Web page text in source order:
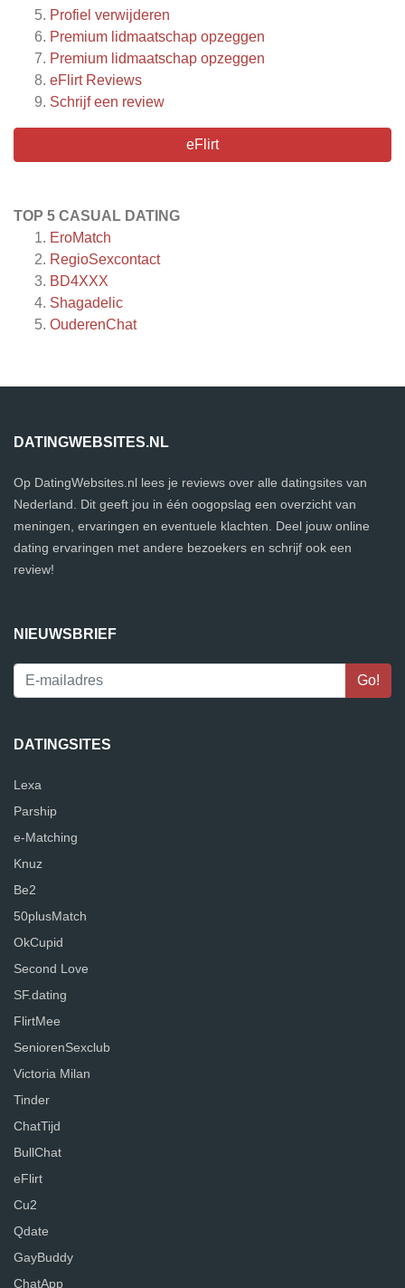
Profiel verwijderen
Premium lidmaatschap opzeggen
Premium lidmaatschap opzeggen
eFlirtReviews
Schrijf een review
eFlirt
TOP 5 CASUAL DATING
EroMatch
RegioSexcontact
BD4XXX
Shagadelic
OuderenChat
DATINGWEBSITES.NL
Op DatingWebsites.nl lees je reviews over alle datingsites van
Nederland. Dit geeft jou in één oogopslag een overzicht van
meningen, ervaringen en eventuele klachten. Deel jouw online
dating ervaringen met andere bezoekers en schrijf ook een
review!
NIEUWSBRIEF
DATINGSITES
Lexa
Parship
e-Matching
Knuz
Be2
50plusMatch
OkCupid
Second Love
SF.dating
FlirtMee
SeniorenSexclub
Victoria Milan
Tinder
ChatTijd
BullChat
eFlirt
Cu2
Qdate
GayBuddy
ChatApp